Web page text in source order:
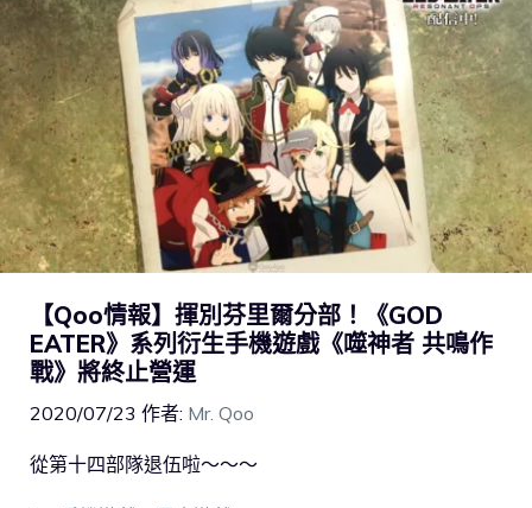
【Qoo情報】揮別芬里爾分部！《GOD
EATER》系列衍生手機遊戲《噬神者 共鳴作
戰》將終止營運
2020/07/23 作者: Mr. Qoo
從第十四部隊退伍啦～～～